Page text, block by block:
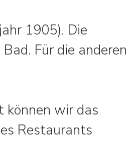
1905). Die
Für die anderen
können wir das
Restaurants